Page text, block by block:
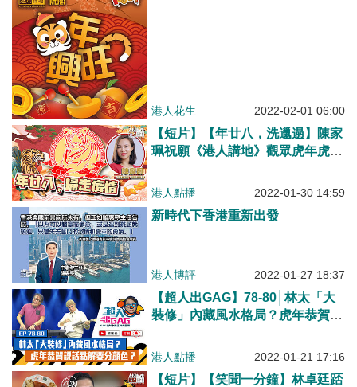
港人花生 2022-02-01 06:00
【短片】【年廿八，洗邋遢】陳家
珮祝願《港人講地》觀眾虎年虎虎
香港捱過疫情、與內地快點通關！
港人點播 2022-01-30 14:59
新時代下香港重新出發
港人博評 2022-01-27 18:37
【超人出GAG】78-80│林太「大
裝修」內藏風水格局？虎年恭賀說
港人點播 2022-01-21 17:16
【短片】【笑聞一分鐘】林卓廷踎